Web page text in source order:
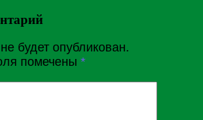
будет опубликован.
помечены *